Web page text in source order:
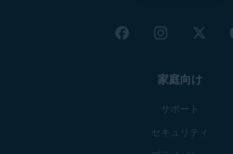
家庭向け
サポート
セキュリティ